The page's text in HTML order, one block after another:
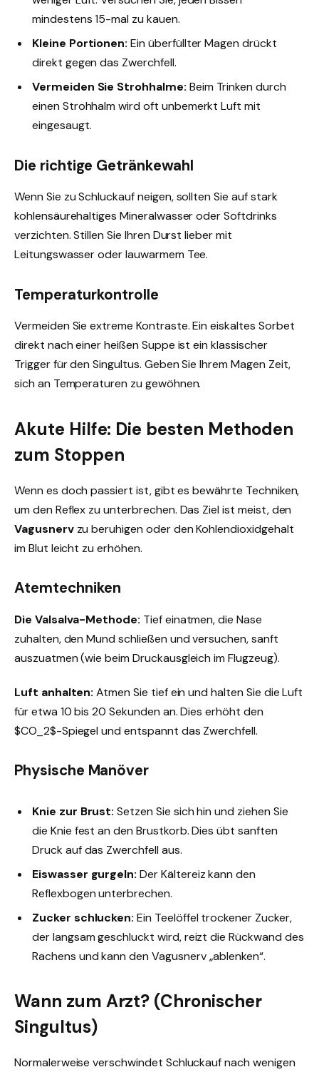
mindestens 15-mal zu kauen.
Kleine Portionen: Ein überfüllter Magen drückt
direkt gegen das Zwerchfell.
Vermeiden Sie Strohhalme: Beim Trinken durch
einen Strohhalm wird oft unbemerkt Luft mit
eingesaugt.
Die richtige Getränkewahl
Wenn Sie zu Schluckauf neigen, sollten Sie auf stark
kohlensäurehaltiges Mineralwasser oder Softdrinks
verzichten. Stillen Sie Ihren Durst lieber mit
Leitungswasser oder lauwarmem Tee.
Temperaturkontrolle
Vermeiden Sie extreme Kontraste. Ein eiskaltes Sorbet
direkt nach einer heißen Suppe ist ein klassischer
Trigger für den Singultus. Geben Sie Ihrem Magen Zeit,
sich an Temperaturen zu gewöhnen.
Akute Hilfe: Die besten Methoden
zum Stoppen
Wenn es doch passiert ist, gibt es bewährte Techniken,
um den Reflex zu unterbrechen. Das Ziel ist meist, den
Vagusnervzu beruhigen oder den Kohlendioxidgehalt
im Blut leicht zu erhöhen.
Atemtechniken
Die Valsalva-Methode: Tief einatmen, die Nase
zuhalten, den Mund schließen und versuchen, sanft
auszuatmen (wie beim Druckausgleich im Flugzeug).
Luft anhalten: Atmen Sie tief ein und halten Sie die Luft
für etwa 10 bis 20 Sekunden an. Dies erhöht den
$CO_2$-Spiegel und entspannt das Zwerchfell.
Physische Manöver
Knie zur Brust: Setzen Sie sich hin und ziehen Sie
die Knie fest an den Brustkorb. Dies übt sanften
Druck auf das Zwerchfell aus.
Eiswasser gurgeln: Der Kältereiz kann den
Reflexbogen unterbrechen.
Zucker schlucken: Ein Teelöffel trockener Zucker,
der langsam geschluckt wird, reizt die Rückwand des
Rachens und kann den Vagusnerv „ablenken“.
Wann zum Arzt? (Chronischer
Singultus)
Normalerweise verschwindet Schluckauf nach wenigen